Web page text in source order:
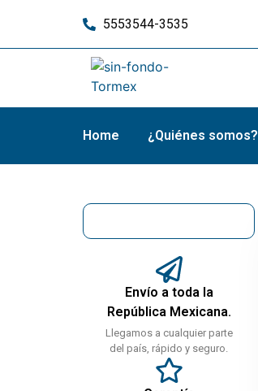
5553544-3535
Home ¿Quiénes somos?
Envío a toda la
República Mexicana.
Llegamos a cualquier parte
del país, rápido y seguro.